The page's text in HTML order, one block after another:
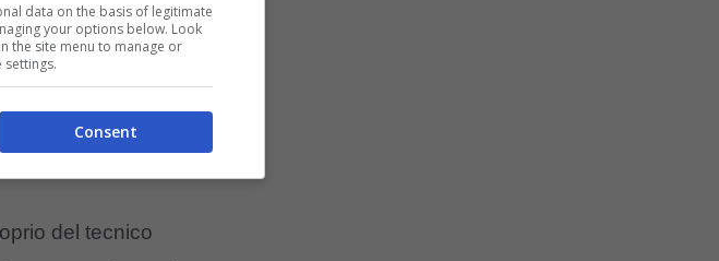
del tecnico
data on the basis of legitimate
your options below. Look
the site menu to manage or
Consent